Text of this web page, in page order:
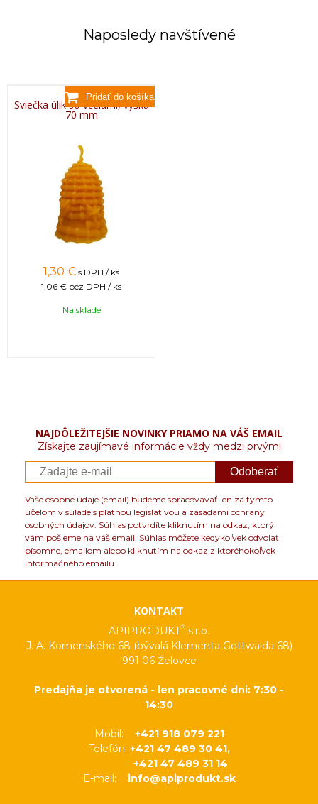
Naposledy navštívené
Sviečka úlik so včelami, výška
70 mm
1,30 € s DPH / ks
1,06 € bez DPH / ks
Na sklade
NAJDÔLEŽITEJŠIE NOVINKY PRIAMO NA VÁŠ EMAIL
Získajte zaujímavé informácie vždy medzi prvými
Odoberať
Vaše osobné údaje (email) budeme spracovávať len za týmto
účelom v súlade s platnou legislatívou a zásadami ochrany
osobných údajov. Súhlas potvrdíte kliknutím na odkaz, ktorý
vám pošleme na váš email. Súhlas môžete kedykoľvek odvolať
písomne, emailom alebo kliknutím na odkaz z ktoréhokoľvek
informačného emailu.
KONTAKT
APIPRODUKT® s.r.o.
J. A. Komenského 68 (bývalá Klementa Gottwalda 68)
991 06 Želovce
Predajňa je otvorená - len pracovné dni: 7:30 -
14:30
Mobil: +421 918 079 221
Telefón: +421 47 489 30 41,
+421 47 489 31 14
E-mail: info@apiprodukt.sk